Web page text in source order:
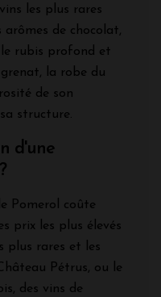
les plus rares
arômes de chocolat,
rubis profond et
la robe du
de son
structure.
d'une
Pomerol coûte
prix les plus élevés
plus rares et les
Pétrus, ou le
des vins de